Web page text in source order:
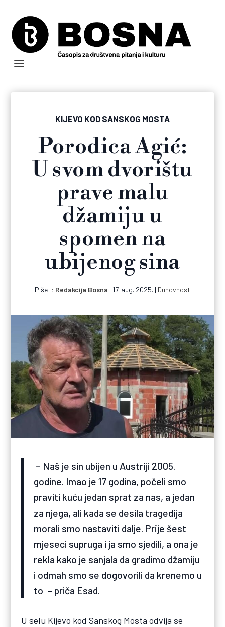
KIJEVO KOD SANSKOG MOSTA
Porodica Agić:
U svom dvorištu
prave malu
džamiju u
spomen na
ubijenog sina
Piše: Redakcija Bosna | 17. aug. 2025. | Duhovnost
– Naš je sin ubijen u Austriji 2005.
godine. Imao je 17 godina, počeli smo
praviti kuću jedan sprat za nas, a jedan
za njega, ali kada se desila tragedija
morali smo nastaviti dalje. Prije šest
mjeseci supruga i ja smo sjedili, a ona je
rekla kako je sanjala da gradimo džamiju
i odmah smo se dogovorili da krenemo u
to – priča Esad.
U selu Kijevo kod Sanskog Mosta odvija se